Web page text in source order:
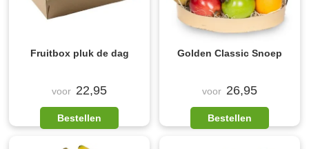
Fruitbox pluk de dag
voor 22,95
Bestellen
Golden Classic Snoep
voor 26,95
Bestellen